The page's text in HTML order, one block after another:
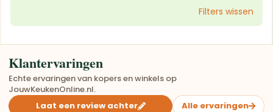
Filters wissen
Klantervaringen
Echte ervaringen van kopers en winkels op
JouwKeukenOnline.nl.
Laat een review achter
Alle ervaringen